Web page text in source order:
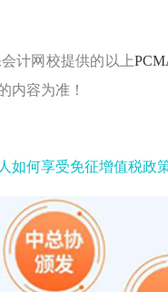
计网校提供的以上
内容为准！
如何享受免征增值税政